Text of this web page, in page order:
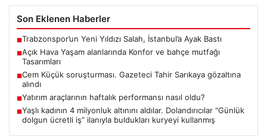
Son Eklenen Haberler
■Trabzonspor’un Yeni Yıldızı Salah, İstanbul’a Ayak Bastı
■Açık Hava Yaşam alanlarında Konfor ve bahçe mutfağı
Tasarımları
■Cem Küçük soruşturması. Gazeteci Tahir Sarıkaya gözaltına
alındı
■Yatırım araçlarının haftalık performansı nasıl oldu?
■Yaşlı kadının 4 milyonluk altınını aldılar. Dolandırıcılar “Günlük
dolgun ücretli iş” ilanıyla buldukları kuryeyi kullanmış